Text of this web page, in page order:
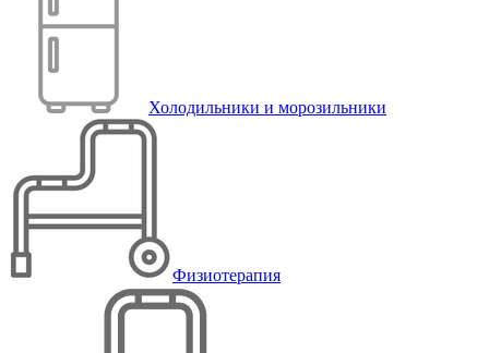
Холодильники и морозильники
Физиотерапия